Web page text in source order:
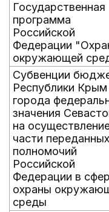
Государственная
программа
Российской
Федерации
окружающей
Субвенции
Республики Крым
города
значения
на
части переданных
полномочий
Российской
Федерации в
охраны
среды